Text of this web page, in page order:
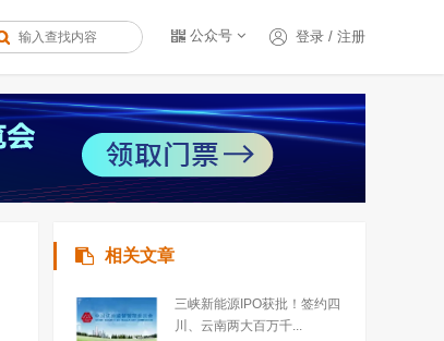
登录 / 注册
公众号
相关文章
三峡新能源IPO获批！签约四
川、云南两大百万千...